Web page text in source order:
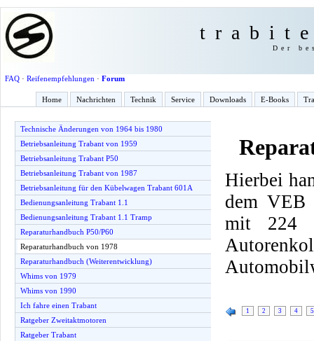
Der
FAQ· Reifenempfehlungen · Forum
Home Nachrichten Technik Service Downloads E-Books
Technische Änderungen von 1964 bis 1980
Betriebsanleitung Trabant von 1959
Betriebsanleitung Trabant P50
Betriebsanleitung Trabant von 1987
Betriebsanleitung für den Kübelwagen Trabant 601A
Bedienungsanleitung Trabant 1.1
Bedienungsanleitung Trabant 1.1 Tramp
Reparaturhandbuch P50/P60
Reparaturhandbuch von 1978
Reparaturhandbuch (Weiterentwicklung)
Whims von 1979
Whims von 1990
Ich fahre einen Trabant
Ratgeber Zweitaktmotoren
Ratgeber Trabant
Hierbei
dem VEB
mit 224
1 2 3 4 5